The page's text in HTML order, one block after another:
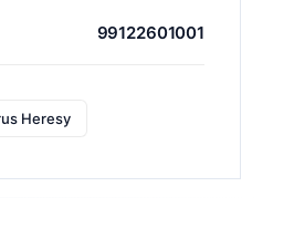
99122601001
Heresy